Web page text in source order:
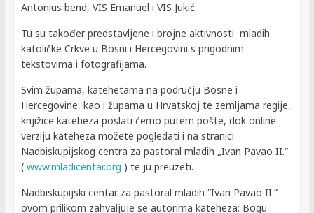
Antonius bend, VIS Emanuel i VIS Jukić.
Tu su također predstavljene i brojne aktivnosti mladih
katoličke Crkve u Bosni i Hercegovini s prigodnim
tekstovima i fotografijama.
Svim župama, katehetama na području Bosne i
Hercegovine, kao i župama u Hrvatskoj te zemljama regije,
knjižice kateheza poslati ćemo putem pošte, dok online
verziju kateheza možete pogledati i na stranici
Nadbiskupijskog centra za pastoral mladih „Ivan Pavao II.“
( www.mladicentar.org ) te ju preuzeti.
Nadbiskupijski centar za pastoral mladih “Ivan Pavao II.”
ovom prilikom zahvaljuje se autorima kateheza: Bogu